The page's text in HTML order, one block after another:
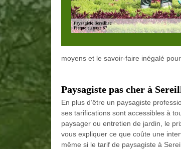
moyens et le savoir-faire inégalé
Paysagiste pas cher à
En plus d’être un paysagiste
ses tarifications sont accessibles à
paysager ou entretien de jardin, le
vous expliquer ce que coûte une
même si le tarif de paysagiste à